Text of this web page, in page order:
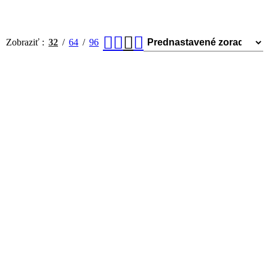
Zobraziť 32 64 96